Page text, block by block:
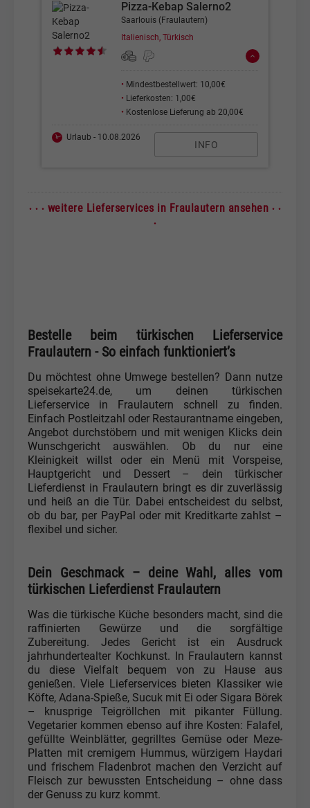
Pizza-Kebap Salerno2
Saarlouis (Fraulautern)
Italienisch, Türkisch
• Mindestbestellwert: 10,00€
• Lieferkosten: 1,00€
• Kostenlose Lieferung ab 20,00€
Urlaub - 10.08.2026
INFO
· · · weitere Lieferservices in Fraulautern ansehen · ·
·
Bestelle beim türkischen Lieferservice
Fraulautern - So einfach funktioniert’s
Du möchtest ohne Umwege bestellen? Dann nutze
speisekarte24.de, um deinen türkischen
Lieferservice in Fraulautern schnell zu finden.
Einfach Postleitzahl oder Restaurantname eingeben,
Angebot durchstöbern und mit wenigen Klicks dein
Wunschgericht auswählen. Ob du nur eine
Kleinigkeit willst oder ein Menü mit Vorspeise,
Hauptgericht und Dessert – dein türkischer
Lieferdienst in Fraulautern bringt es dir zuverlässig
und heiß an die Tür. Dabei entscheidest du selbst,
ob du bar, per PayPal oder mit Kreditkarte zahlst –
flexibel und sicher.
Dein Geschmack – deine Wahl, alles vom
türkischen Lieferdienst Fraulautern
Was die türkische Küche besonders macht, sind die
raffinierten Gewürze und die sorgfältige
Zubereitung. Jedes Gericht ist ein Ausdruck
jahrhundertealter Kochkunst. In Fraulautern kannst
du diese Vielfalt bequem von zu Hause aus
genießen. Viele Lieferservices bieten Klassiker wie
Köfte, Adana-Spieße, Sucuk mit Ei oder Sigara Börek
– knusprige Teigröllchen mit pikanter Füllung.
Vegetarier kommen ebenso auf ihre Kosten: Falafel,
gefüllte Weinblätter, gegrilltes Gemüse oder Meze-
Platten mit cremigem Hummus, würzigem Haydari
und frischem Fladenbrot machen den Verzicht auf
Fleisch zur bewussten Entscheidung – ohne dass
der Genuss zu kurz kommt.